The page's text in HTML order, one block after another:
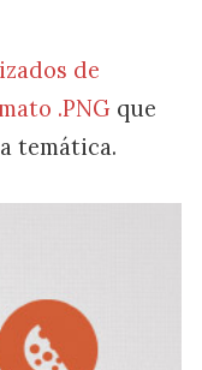
de
.PNG que
temática.